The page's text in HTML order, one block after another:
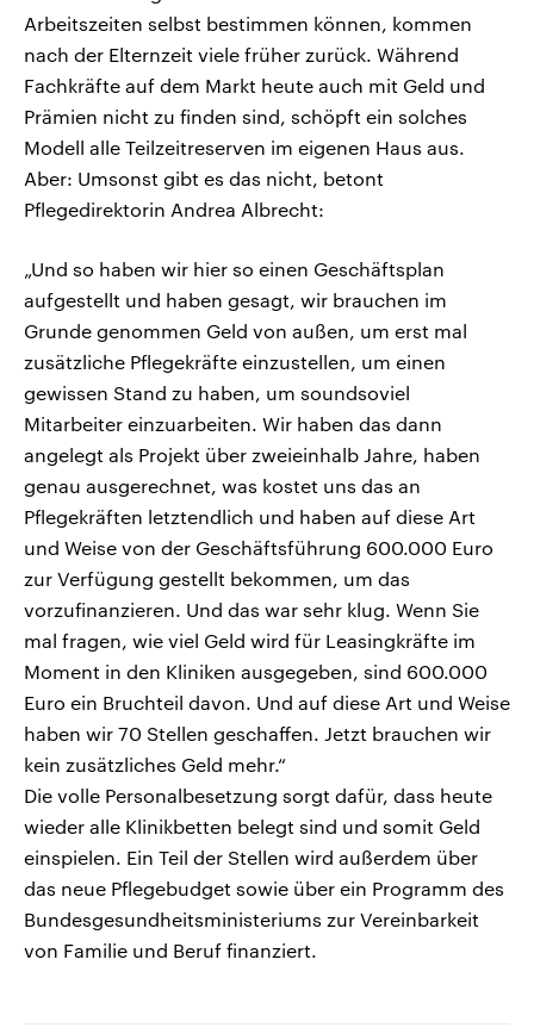
Arbeitszeiten selbst bestimmen können, kommen
nach der Elternzeit viele früher zurück. Während
Fachkräfte auf dem Markt heute auch mit Geld und
Prämien nicht zu finden sind, schöpft ein solches
Modell alle Teilzeitreserven im eigenen Haus aus.
Aber: Umsonst gibt es das nicht, betont
Pflegedirektorin Andrea Albrecht:
„Und so haben wir hier so einen Geschäftsplan
aufgestellt und haben gesagt, wir brauchen im
Grunde genommen Geld von außen, um erst mal
zusätzliche Pflegekräfte einzustellen, um einen
gewissen Stand zu haben, um soundsoviel
Mitarbeiter einzuarbeiten. Wir haben das dann
angelegt als Projekt über zweieinhalb Jahre, haben
genau ausgerechnet, was kostet uns das an
Pflegekräften letztendlich und haben auf diese Art
und Weise von der Geschäftsführung 600.000 Euro
zur Verfügung gestellt bekommen, um das
vorzufinanzieren. Und das war sehr klug. Wenn Sie
mal fragen, wie viel Geld wird für Leasingkräfte im
Moment in den Kliniken ausgegeben, sind 600.000
Euro ein Bruchteil davon. Und auf diese Art und Weise
haben wir 70 Stellen geschaffen. Jetzt brauchen wir
kein zusätzliches Geld mehr.“
Die volle Personalbesetzung sorgt dafür, dass heute
wieder alle Klinikbetten belegt sind und somit Geld
einspielen. Ein Teil der Stellen wird außerdem über
das neue Pflegebudget sowie über ein Programm des
Bundesgesundheitsministeriums zur Vereinbarkeit
von Familie und Beruf finanziert.